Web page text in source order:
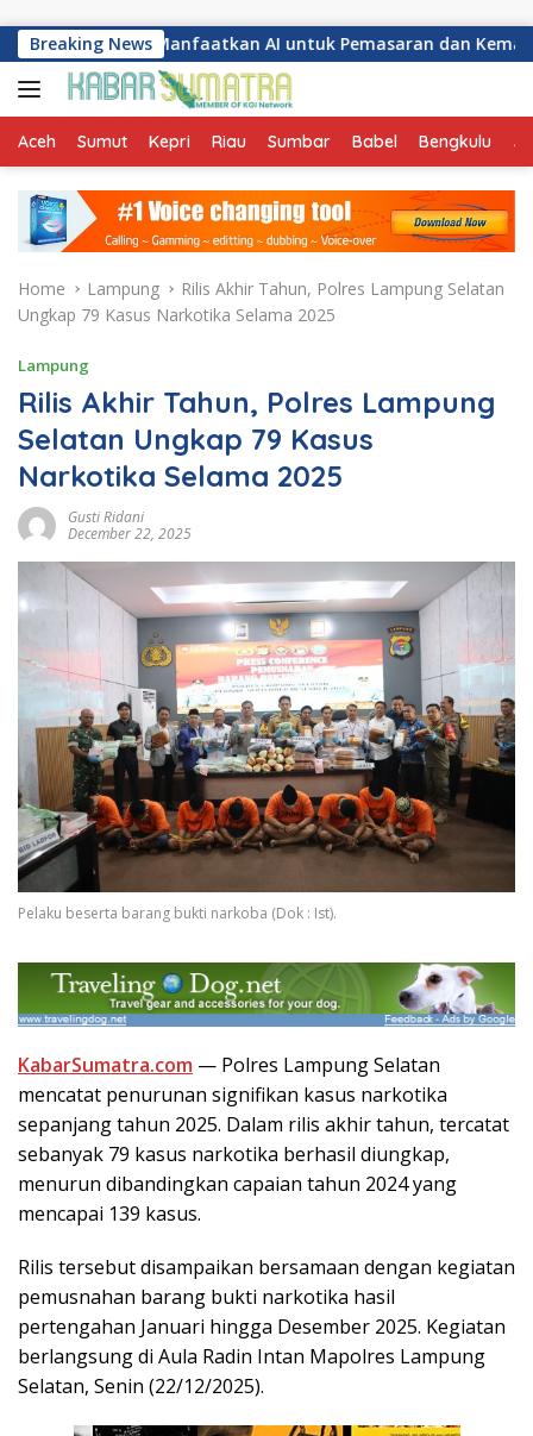
Breaking News
Manfaatkan AI untuk Pemasaran dan Kemasan
Aceh Sumut Kepri Riau Sumbar Babel Bengkulu
Home Lampung
Rilis Akhir Tahun, Polres Lampung Selatan
Ungkap 79 Kasus Narkotika Selama 2025
Lampung
Rilis Akhir Tahun, Polres Lampung
Selatan Ungkap 79 Kasus
Narkotika Selama 2025
Gusti Ridani
December 22, 2025
Pelaku beserta barang bukti narkoba (Dok : Ist).
KabarSumatra.com — Polres Lampung Selatan
mencatat penurunan signifikan kasus narkotika
sepanjang tahun 2025. Dalam rilis akhir tahun, tercatat
sebanyak 79 kasus narkotika berhasil diungkap,
menurun dibandingkan capaian tahun 2024 yang
mencapai 139 kasus.
Rilis tersebut disampaikan bersamaan dengan kegiatan
pemusnahan barang bukti narkotika hasil
pertengahan Januari hingga Desember 2025. Kegiatan
berlangsung di Aula Radin Intan Mapolres Lampung
Selatan, Senin (22/12/2025).